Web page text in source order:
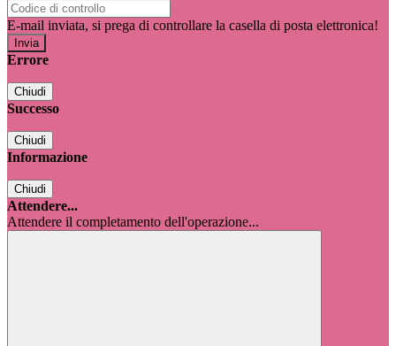
E-mail inviata, si prega di controllare la casella di posta elettronica!
Errore
Chiudi
Successo
Chiudi
Informazione
Chiudi
Attendere...
Attendere il completamento dell'operazione...